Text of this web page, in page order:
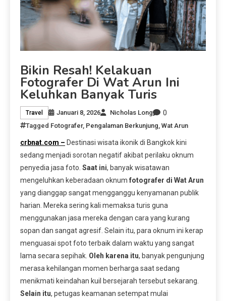
Bikin Resah! Kelakuan
Fotografer Di Wat Arun Ini
Keluhkan Banyak Turis
Travel Januari 8, 2026 Nicholas Long 0
Tagged Fotografer, Pengalaman Berkunjung Wat Arun
crbnat.com – Destinasi wisata ikonik di Bangkok kini
sedang menjadi sorotan negatif akibat perilaku oknum
penyedia jasa foto. Saat ini, banyak wisatawan
mengeluhkan keberadaan oknum fotografer di Wat Arun
yang dianggap sangat mengganggu kenyamanan publik
harian. Mereka sering kali memaksa turis guna
menggunakan jasa mereka dengan cara yang kurang
sopan dan sangat agresif. Selain itu, para oknum ini kerap
menguasai spot foto terbaik dalam waktu yang sangat
lama secara sepihak. Oleh karena itu, banyak pengunjung
merasa kehilangan momen berharga saat sedang
menikmati keindahan kuil bersejarah tersebut sekarang.
Selain itu, petugas keamanan setempat mulai